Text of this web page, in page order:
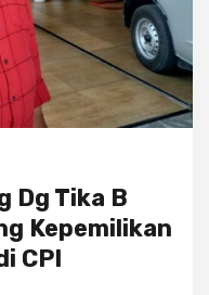
Dg Tika B
Kepemilikan
CPI